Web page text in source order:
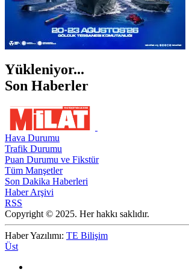
Yükleniyor...
Son Haberler
Hava Durumu
Trafik Durumu
Puan Durumu ve Fikstür
Tüm Manşetler
Son Dakika Haberleri
Haber Arşivi
RSS
Copyright © 2025. Her hakkı saklıdır.
Haber Yazılımı: TE Bilişim
Üst